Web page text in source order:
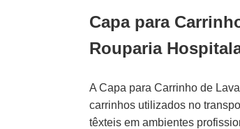
Capa para
Rouparia
A Capa para Carrinho de
carrinhos utilizados no
têxteis em ambientes